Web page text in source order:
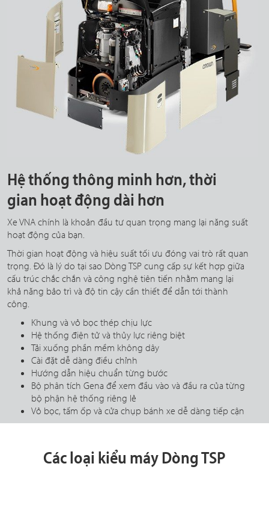
Hệ thống thông minh hơn, thời
gian hoạt động dài hơn
Xe VNA chính là khoản đầu tư quan trọng mang lại năng suất
hoạt động của bạn.
Thời gian hoạt động và hiệu suất tối ưu đóng vai trò rất quan
trọng. Đó là lý do tại sao Dòng TSP cung cấp sự kết hợp giữa
cấu trúc chắc chắn và công nghệ tiên tiến nhằm mang lại
khả năng bảo trì và độ tin cậy cần thiết để dẫn tới thành
công.
Khung và vỏ bọc thép chịu lực
Hệ thống điện tử và thủy lực riêng biệt
Tải xuống phần mềm không dây
Cài đặt dễ dàng điều chỉnh
Hướng dẫn hiệu chuẩn từng bước
Bộ phân tích Gena để xem đầu vào và đầu ra của từng
bộ phận hệ thống riêng lẻ
Vỏ bọc, tấm ốp và cửa chụp bánh xe dễ dàng tiếp cận
Các loại kiểu máy Dòng TSP